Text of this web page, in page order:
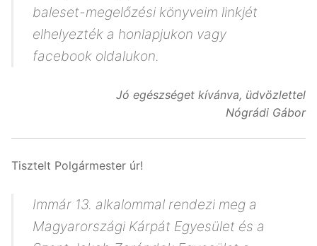
baleset-megelőzési könyveim linkjét
elhelyezték a honlapjukon vagy
facebook oldalukon.
Jó egészséget kívánva, üdvözlettel
Nógrádi Gábor
Tisztelt Polgármester úr!
Immár 13. alkalommal rendezi meg a
Magyarországi Kárpát Egyesület és a